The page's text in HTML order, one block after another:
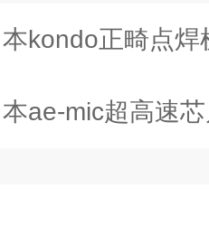
本kondo正畸点
本ae-mic超高速芯